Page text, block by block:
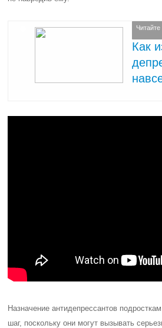
Читайте
Как
Назначение антидепрессантов
шаг, поскольку они могут вызывать